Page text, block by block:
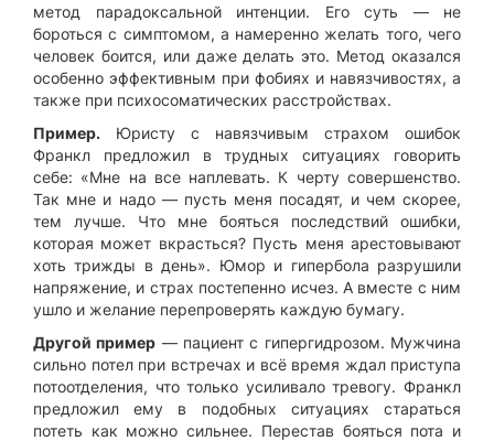
метод парадоксальной интенции. Его суть — не
бороться с симптомом, а намеренно желать того, чего
человек боится, или даже делать это. Метод оказался
особенно эффективным при фобиях и навязчивостях, а
также при психосоматических расстройствах.
Пример. Юристу с навязчивым страхом ошибок
Франкл предложил в трудных ситуациях говорить
себе: «Мне на все наплевать. К черту совершенство.
Так мне и надо — пусть меня посадят, и чем скорее,
тем лучше. Что мне бояться последствий ошибки,
которая может вкрасться? Пусть меня арестовывают
хоть трижды в день». Юмор и гипербола разрушили
напряжение, и страх постепенно исчез. А вместе с ним
ушло и желание перепроверять каждую бумагу.
Другой пример — пациент с гипергидрозом. Мужчина
сильно потел при встречах и всё время ждал приступа
потоотделения, что только усиливало тревогу. Франкл
предложил ему в подобных ситуациях стараться
потеть как можно сильнее. Перестав бояться пота и